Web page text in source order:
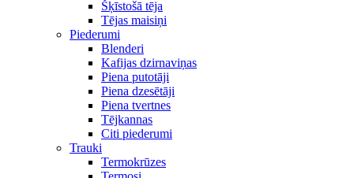
Šķīstošā tēja
Tējas maisiņi
Piederumi
Blenderi
Kafijas dzirnaviņas
Piena putotāji
Piena dzesētāji
Piena tvertnes
Tējkannas
Citi piederumi
Trauki
Termokrūzes